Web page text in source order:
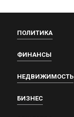
ПОЛИТИКА
ФИНАНСЫ
НЕДВИЖИМОСТЬ
БИЗНЕС